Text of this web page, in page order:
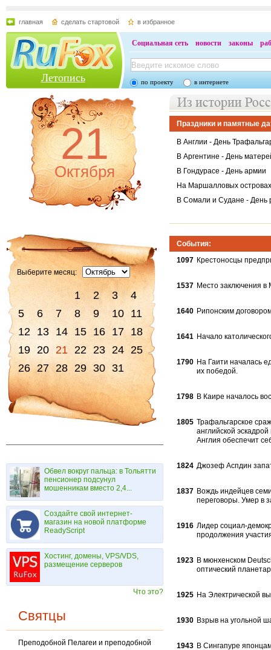
главная сделать стартовой в избранное
Летопись
Социальная сеть новости законы
по проекту в интернете
21
Октября
Выберите месяц:
1 2 3
4
5
6 7 8 9 10 11
12 13 14 15 16 17 18
19 20 21 22 23 24 25
26 27 28 29 30 31
Обвел вокруг пальца: в Тольятти
пенсионер подсунул
мошенникам вместо 2,4...
Создайте свой интернет-
магазин на новой платформе
ReadyScript
Хостинг, домены, VPS/VDS,
размещение серверов
Что это?
Святцы
Преподобной Пелагеи и преподобной
Праздники и памятные
В Англии - День
В Аргентине - День
В Гондурасе - День армии
На Маршалловых
В Сомали и Судане - День
События:
1097 Крестоносцы
1537 Место заключения в
1640 Рипонским
1641 Начало
1790 На Гаити началась
их победой.
1798 В Каире началось
1805 Трафальгарское
английской
Англия обеспечит
1824 Джозеф Аспдин
1837 Вождь индейцев
переговоры. Умер в
1916 Лидер социал-
продолжения
1923 В мюнхенском
оптический
1925 На Электрической
1930 Взрыв на угольной
1943 В Сингапуре